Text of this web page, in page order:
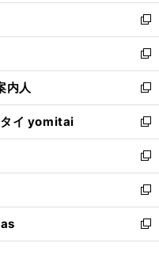
く
ウ
で
開
く
ン
ド
ウ
で
開
く
し
い
ウ
ィ
ン
ド
ウ
で
開
く
新
し
い
ウ
ィ
ン
ド
ウ
で
開
く
新
し
い
ウ
ィ
ン
ド
ウ
で
開
く
内人
新
し
い
ウ
ィ
ン
ド
ウ
で
開
タイ yomitai
新
し
い
ウ
ィ
ン
ド
ウ
新
し
い
ウ
ィ
ン
新
し
い
ウ
新
し